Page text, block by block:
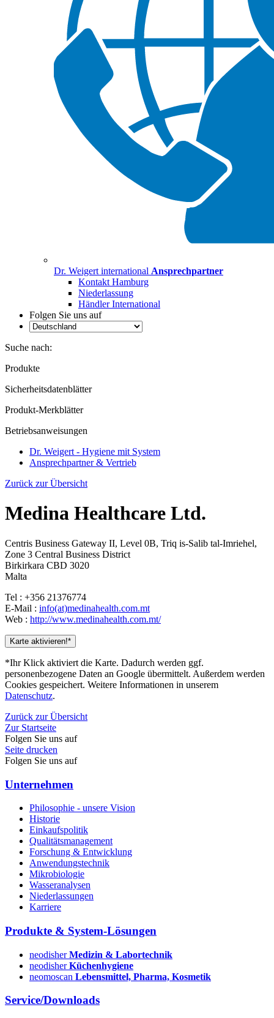
Dr. Weigert international Ansprechpartner
Kontakt Hamburg
Niederlassung
Händler International
Folgen Sie uns auf
Suche nach:
Produkte
Sicherheitsdatenblätter
Produkt-Merkblätter
Betriebsanweisungen
Dr. Weigert - Hygiene mit System
Ansprechpartner & Vertrieb
Zurück zur Übersicht
Medina Healthcare Ltd.
Centris Business Gateway II, Level 0B, Triq is-Salib tal-Imriehel,
Zone 3 Central Business District
Birkirkara CBD 3020
Malta
Tel : +356 21376774
E-Mail : info(at)medinahealth.com.mt
Web : http://www.medinahealth.com.mt/
Karte aktivieren!*
*Ihr Klick aktiviert die Karte. Dadurch werden ggf.
personenbezogene Daten an Google übermittelt. Außerdem werden
Cookies gespeichert. Weitere Informationen in unserem
Datenschutz.
Zurück zur Übersicht
Zur Startseite
Folgen Sie uns auf
Seite drucken
Folgen Sie uns auf
Unternehmen
Philosophie - unsere Vision
Historie
Einkaufspolitik
Qualitätsmanagement
Forschung & Entwicklung
Anwendungstechnik
Mikrobiologie
Wasseranalysen
Niederlassungen
Karriere
Produkte & System-Lösungen
neodisherMedizin & Labortechnik
neodisherKüchenhygiene
neomoscan Lebensmittel, Pharma, Kosmetik
Service/Downloads